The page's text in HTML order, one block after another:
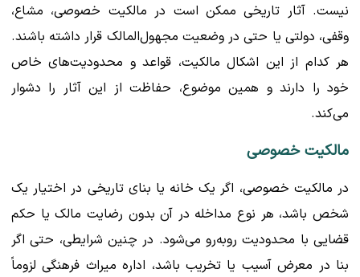
نیست. آثار تاریخی ممکن است در مالکیت خصوصی، مشاع،
وقفی، دولتی یا حتی در وضعیت مجهول‌المالک قرار داشته باشند.
هر کدام از این اشکال مالکیت، قواعد و محدودیت‌های خاص
خود را دارند و همین موضوع، حفاظت از این آثار را دشوار
می‌کند.
مالکیت خصوصی
در مالکیت خصوصی، اگر یک خانه یا بنای تاریخی در اختیار یک
شخص باشد، هر نوع مداخله در آن بدون رضایت مالک یا حکم
قضایی با محدودیت روبه‌رو می‌شود. در چنین شرایطی، حتی اگر
بنا در معرض آسیب یا تخریب باشد، اداره میراث فرهنگی لزوماً